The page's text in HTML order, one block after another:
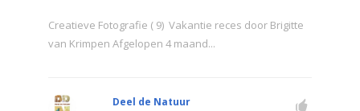
Creatieve Fotografie ( 9) Vakantie reces door Brigitte
van Krimpen Afgelopen 4 maand...
Deel de Natuur